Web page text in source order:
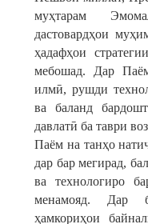
муҳтарам
дастовардҳои
ҳадафҳои
мебошад. Дар
илмӣ, рушди
ва баланд
давлатӣ ба таври
Паём на танҳо
дар бар мегирад,
ва технологиро
менамояд. Дар
ҳамкориҳои